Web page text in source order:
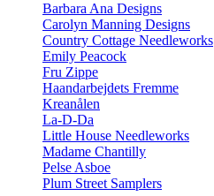
Barbara Ana Designs
Carolyn Manning Designs
Country Cottage Needleworks
Emily Peacock
Fru Zippe
Haandarbejdets Fremme
Kreanålen
La-D-Da
Little House Needleworks
Madame Chantilly
Pelse Asboe
Plum Street Samplers